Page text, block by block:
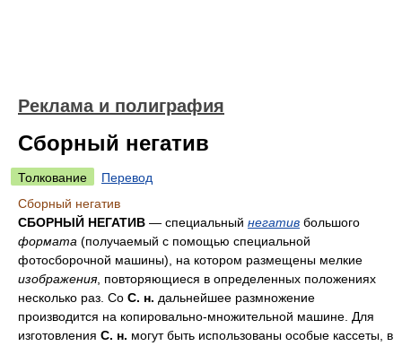
Реклама и полиграфия
Сборный негатив
Толкование
Перевод
Сборный негатив
СБОРНЫЙ НЕГАТИВ — специальный негатив большого
формата (получаемый с помощью специальной
фотосборочной машины), на котором размещены мелкие
изображения, повторяющиеся в определенных положениях
несколько раз. Со С. н. дальнейшее размножение
производится на копировально-множительной машине. Для
изготовления С. н. могут быть использованы особые кассеты, в